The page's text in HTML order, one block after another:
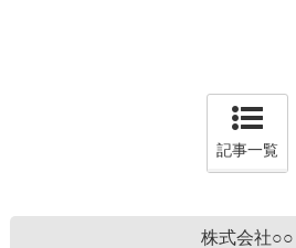
記事一覧
株式会社○○